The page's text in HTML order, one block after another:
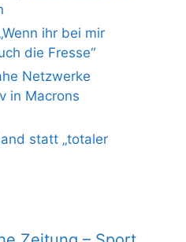
ihr bei mir
die Fresse“
Netzwerke
in Macrons
statt „totaler